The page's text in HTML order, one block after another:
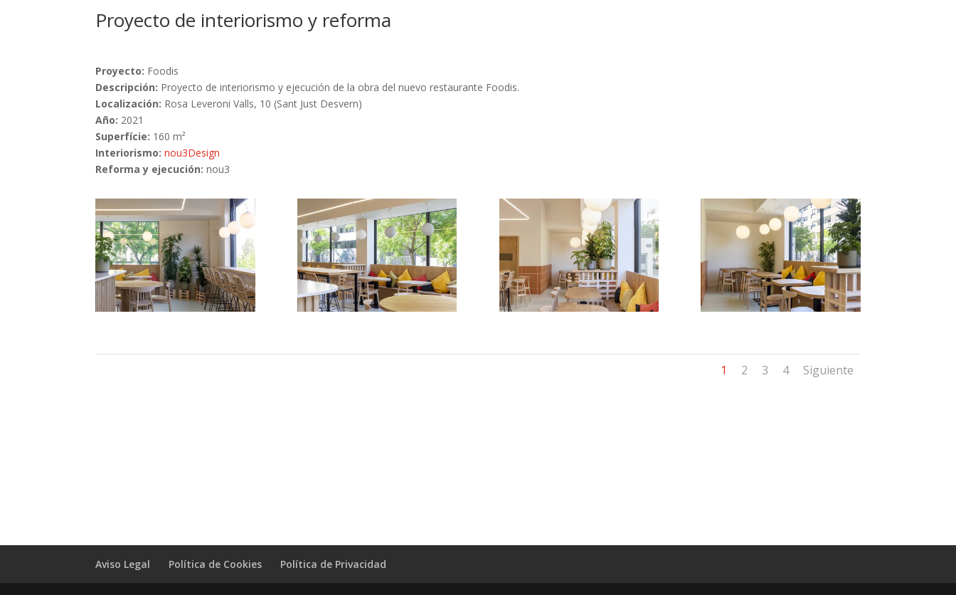
Proyecto de interiorismo y reforma
Proyecto: Foodis
Descripción: Proyecto de interiorismo y ejecución de la obra del nuevo restaurante Foodis.
Localización: Rosa Leveroni Valls, 10 (Sant Just Desvern)
Año: 2021
Superfície: 160 m²
Interiorismo: nou3Design
Reforma y ejecución: nou3
1 2 3 4 Siguiente
Aviso Legal Política de Cookies Política de Privacidad